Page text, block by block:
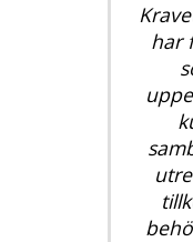
har